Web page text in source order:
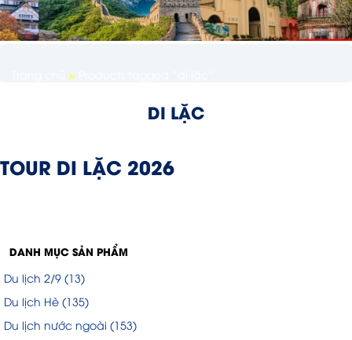
»
DI LẶC
TOUR DI LẶC 2026
DANH MỤC SẢN PHẨM
Du lịch 2/9 (13)
Du lịch Hè (135)
Du lịch nước ngoài (153)